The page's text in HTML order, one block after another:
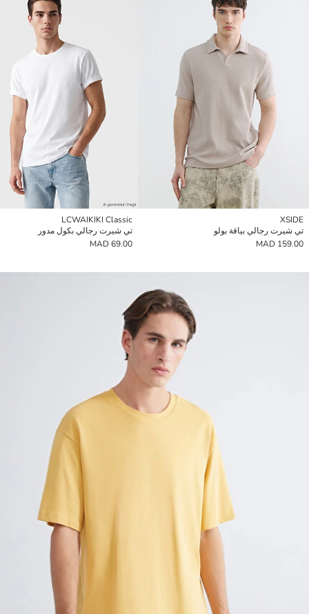
XSIDE
تي شيرت رجالي بياقة بولو
159.00 MAD
LCWAIKIKI Classic
تي شيرت رجالي بكول مدور
69.00 MAD